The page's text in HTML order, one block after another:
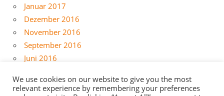
Januar 2017
Dezember 2016
November 2016
September 2016
Juni 2016
April 2016
We use cookies on our website to give you the most
relevant experience by remembering your preferences